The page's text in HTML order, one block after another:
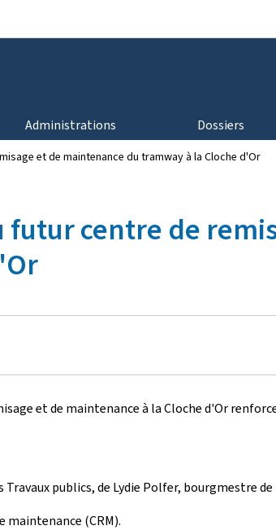
Administrations Dossiers
et de maintenance du tramway à la Cloche d'Or
centre de
et de maintenance à la Cloche d'Or
publics, de Lydie Polfer, bourgmestre
maintenance (CRM).